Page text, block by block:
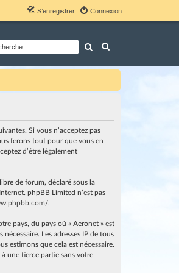
Connexion
S’enregistrer
Rechercher
Si vous n’acceptez pas
ferons tout pour que vous en
d’être légalement
de forum, déclaré sous la
phpBB Limited n’est pas
.
pays, du pays où « Aeronet » est
Les adresses IP de tous
estimons que cela est nécessaire.
une tierce partie sans votre